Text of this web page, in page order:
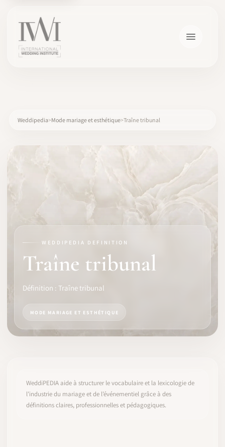
LOGICIEL
IDENTITÉ PRO
COMMENCER
Weddipedia Mode mariage et esthétique Traîne tribunal
WEDDIPEDIA DEFINITION
Traîne tribunal
Définition : Traîne tribunal
MODE MARIAGE ET ESTHÉTIQUE
WeddiPEDIA aide à structurer le vocabulaire et la lexicologie de
l’industrie du mariage et de l’événementiel grâce à des
définitions claires, professionnelles et pédagogiques.